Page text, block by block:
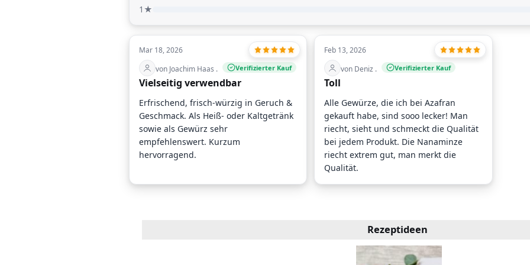
1★
Mar 18, 2026
von Joachim Haas .
Verifizierter Kauf
Vielseitig verwendbar
Erfrischend, frisch-würzig in Geruch &
Geschmack. Als Heiß- oder Kaltgetränk
sowie als Gewürz sehr
empfehlenswert. Kurzum
hervorragend.
Feb 13, 2026
von Deniz .
Verifizierter Kauf
Toll
Alle Gewürze, die ich bei Azafran
gekauft habe, sind sooo lecker! Man
riecht, sieht und schmeckt die Qualität
bei jedem Produkt. Die Nanaminze
riecht extrem gut, man merkt die
Qualität.
Rezeptideen